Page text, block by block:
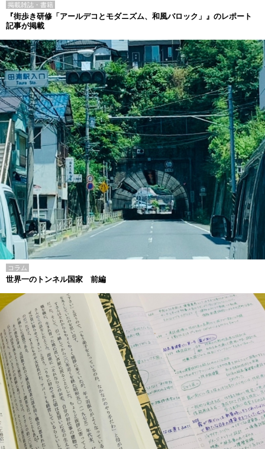
掲載雑誌・書籍
『街歩き研修「アールデコとモダニズム、和風バロック」』のレポート
記事が掲載
コラム
世界一のトンネル国家 前編